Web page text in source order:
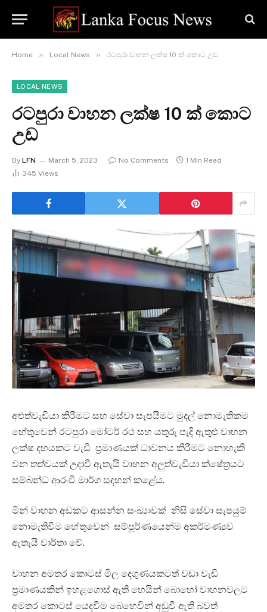
Home » Local News » රටපුරා වාහන ලක්ෂ 10 ක් කොට උඩ
LOCAL NEWS
රටපුරා වාහන ලක්ෂ 10 ක් කොට
උඩ
By LFN March 5, 2023 No Comments
1 Min Read
345 Views
අළුත්වැඩියා කිරීමට සහ සේවා සැපයීමට මුදල් නොමැතිකම
හේතුවෙන් රටපුරා මෝටර් රථ සහ යතුරු පැදි ඇතුළු වාහන
ලක්ෂ දහයකට වැඩි ප්‍රමාණයක් ධාවනය කිරීමට නොහැකි
වන තත්වයක් උදාවී ඇතැයි වාහන අලුත්වැඩියා ක්ෂේත්‍රයට
සම්බන්ධ ආරංචි මාර්ග සඳහන් කළේය.
මින් වාහන අඩකට ආසන්න සංඛ්‍යාවක් නිසි සේවා සැපයුම්
නොමැතිවීම හේතුවෙන් සම්පූර්ණයෙන්ම අකර්මණ්‍යව
ඇතැයි වාර්තා වේ.
වාහන අමතර කොටස් මිල දෙගුණයකටත් වඩා වැඩි
ප්‍රමාණයකින් ඉහළගොස් ඇති හෙයින් බොහෝ වාහනවලට
අමතර කොටස් යෙදවීම බෙහෙවින් අඩුවී ඇති බවත්